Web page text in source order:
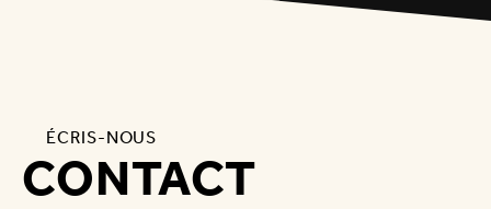
ÉCRIS-NOUS
CONTACT